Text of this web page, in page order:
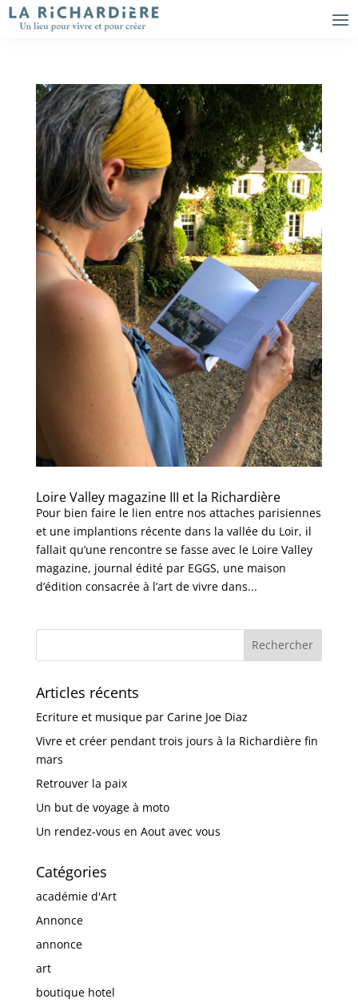
Loire Valley magazine III et la Richardière
Pour bien faire le lien entre nos attaches parisiennes
et une implantions récente dans la vallée du Loir, il
fallait qu’une rencontre se fasse avec le Loire Valley
magazine, journal édité par EGGS, une maison
d’édition consacrée à l’art de vivre dans...
Articles récents
Ecriture et musique par Carine Joe Diaz
Vivre et créer pendant trois jours à la Richardière fin
mars
Retrouver la paix
Un but de voyage à moto
Un rendez-vous en Aout avec vous
Catégories
académie d'Art
Annonce
annonce
art
boutique hotel